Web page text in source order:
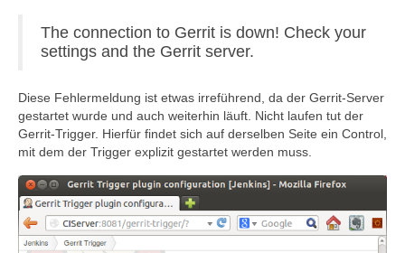
The connection to Gerrit is down! Check your
settings and the Gerrit server.
Diese Fehlermeldung ist etwas irreführend, da der Gerrit-Server
gestartet wurde und auch weiterhin läuft. Nicht laufen tut der
Gerrit-Trigger. Hierfür findet sich auf derselben Seite ein Control,
mit dem der Trigger explizit gestartet werden muss.